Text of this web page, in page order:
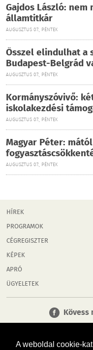
A weboldal cookie-
Gajdos László: nem
államtitkár
AUGUSZTUS 07., PÉNTEK
Ősszel elindulhat a
Budapest-Belgrád
AUGUSZTUS 07., PÉNTEK
Kormányszóvivő:
iskolakezdési
AUGUSZTUS 07., PÉNTEK
Magyar Péter:
AUGUSZTUS 07., PÉNTEK
HÍREK
PROGRAMOK
CÉGREGISZTER
KÉPEK
APRÓ
ÜGYELETEK
Kövess